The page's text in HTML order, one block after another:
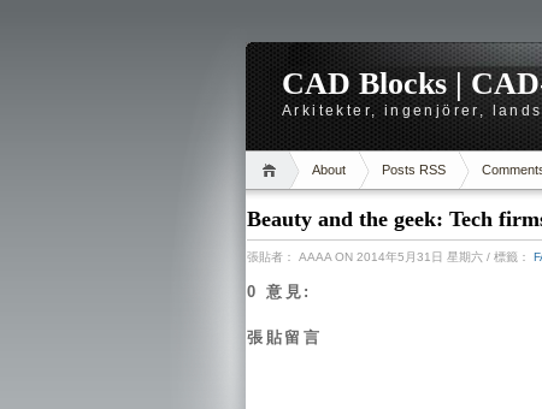
CAD Blocks |
Arkitekter, ingenjörer,
About Posts RSS
Beauty and the geek: Tech
張貼者： AAAA ON 2014年5月31日 星期六 / 標籤：
0 意見:
張貼留言